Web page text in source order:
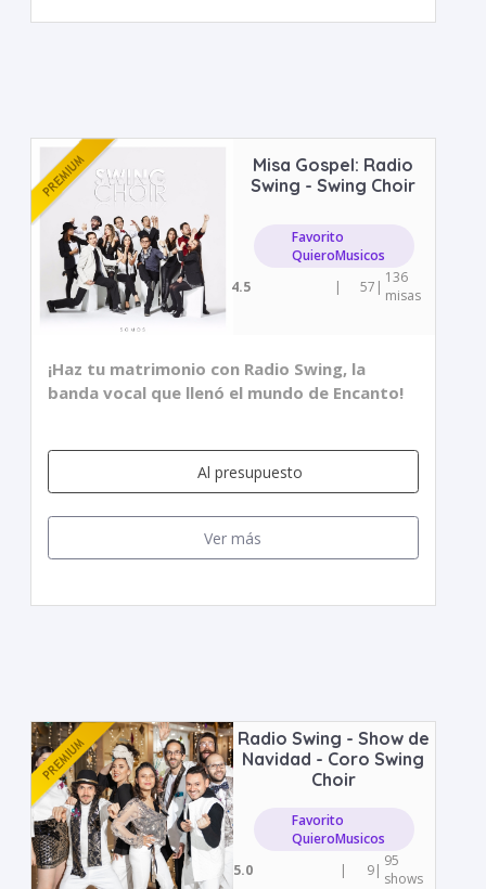
Misa Gospel: Radio
Swing - Swing Choir
Favorito
QuieroMusicos
4.5
| 57 | 136
misas
¡Haz tu matrimonio con Radio Swing, la
banda vocal que llenó el mundo de Encanto!
Al presupuesto
Ver más
Radio Swing - Show de
Navidad - Coro Swing
Choir
Favorito
QuieroMusicos
5.0
| 9| 95
shows